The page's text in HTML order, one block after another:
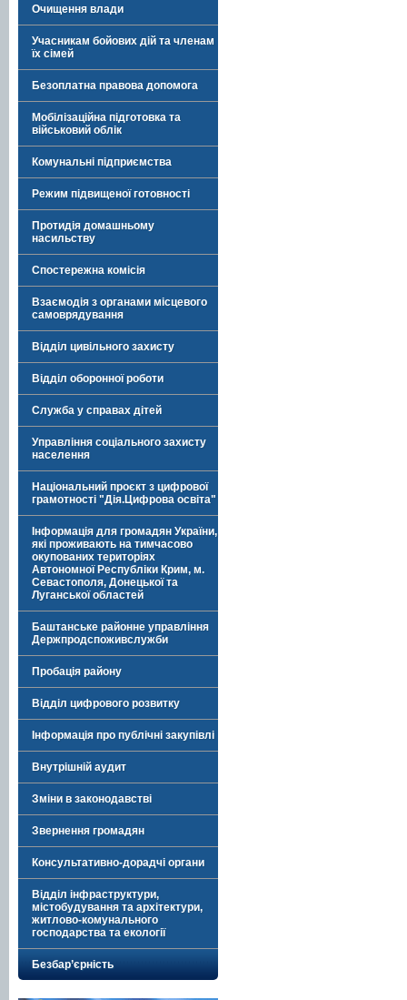
Очищення влади
Учасникам бойових дій та членам
їх сімей
Безоплатна правова допомога
Мобілізаційна підготовка та
військовий облік
Комунальні підприємства
Режим підвищеної готовності
Протидія домашньому
насильству
Спостережна комісія
Взаємодія з органами місцевого
самоврядування
Відділ цивільного захисту
Відділ оборонної роботи
Служба у справах дітей
Управління соціального захисту
населення
Національний проєкт з цифрової
грамотності "Дія.Цифрова освіта"
Інформація для громадян України,
які проживають на тимчасово
окупованих територіях
Автономної Республіки Крим, м.
Севастополя, Донецької та
Луганської областей
Баштанське районне управління
Держпродспоживслужби
Пробація району
Відділ цифрового розвитку
Інформація про публічні закупівлі
Внутрішній аудит
Зміни в законодавстві
Звернення громадян
Консультативно-дорадчі органи
Відділ інфраструктури,
містобудування та архітектури,
житлово-комунального
господарства та екології
Безбар’єрність